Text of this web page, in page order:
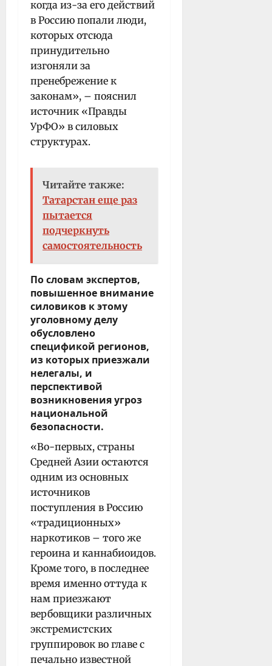
когда из-за его действий
в Россию попали люди,
которых отсюда
принудительно
изгоняли за
пренебрежение к
законам», – пояснил
источник «Правды
УрФО» в силовых
структурах.
Читайте также:
Татарстан еще раз
пытается
подчеркнуть
самостоятельность
По словам экспертов,
повышенное внимание
силовиков к этому
уголовному делу
обусловлено
спецификой регионов,
из которых приезжали
нелегалы, и
перспективой
возникновения угроз
национальной
безопасности.
«Во-первых, страны
Средней Азии остаются
одним из основных
источников
поступления в Россию
«традиционных»
наркотиков – того же
героина и каннабиоидов.
Кроме того, в последнее
время именно оттуда к
нам приезжают
вербовщики различных
экстремистских
группировок во главе с
печально известной